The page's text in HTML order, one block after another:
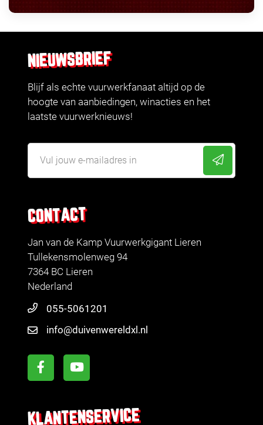
CONTACT
Jan van de Kamp Vuurwerkgigant Lieren
Tullekensmolenweg 94
7364 BC Lieren
Nederland
055-5061201
info@duivenwereldxl.nl
KLANTENSERVICE
NIEUWSBRIEF
Blijf als echte vuurwerkfanaat altijd op de
hoogte van aanbiedingen, winacties en het
laatste vuurwerknieuws!